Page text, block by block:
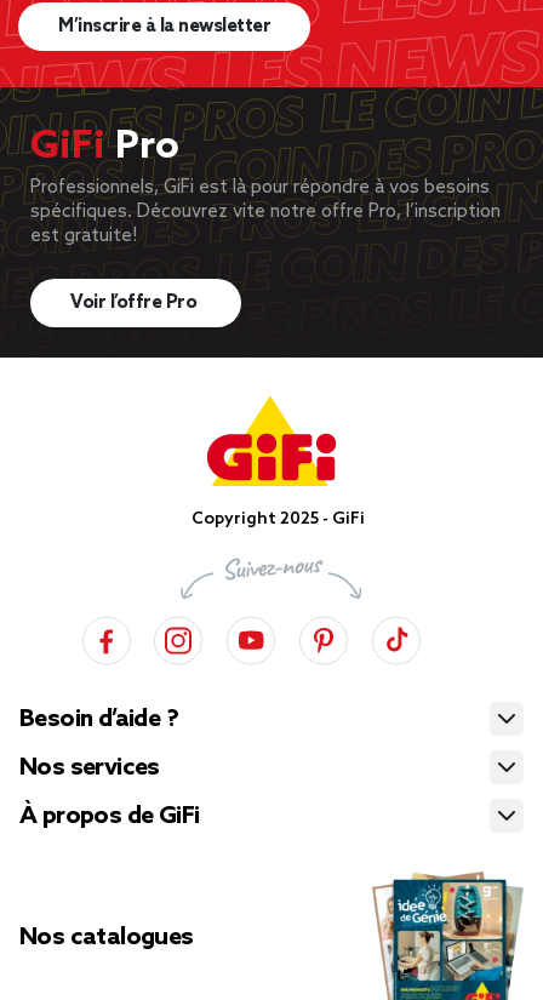
M’inscrire à la newsletter
GiFiPro
Professionnels, GiFi est là pour répondre à vos besoins
spécifiques. Découvrez vite notre offre Pro, l’inscription
est gratuite!
Voir l’offre Pro
Copyright 2025 - GiFi
Besoin d’aide ?
Nos services
À propos de GiFi
Nos catalogues